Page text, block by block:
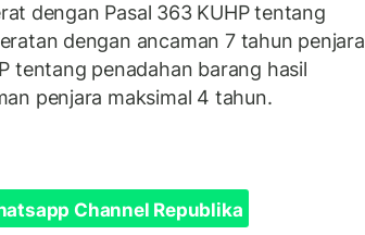
dengan Pasal 363 KUHP tentang
dengan ancaman 7 tahun penjara
tentang penadahan barang hasil
penjara maksimal 4 tahun.
Channel Republika